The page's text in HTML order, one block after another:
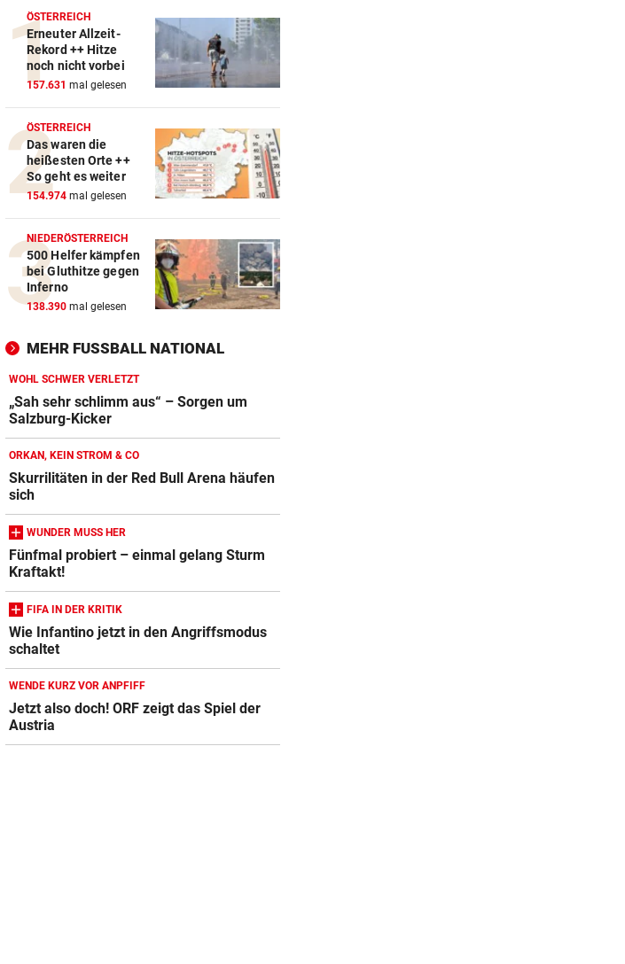
ÖSTERREICH
Erneuter Allzeit-
Rekord ++ Hitze
noch nicht vorbei
157.631 mal gelesen
ÖSTERREICH
Das waren die
heißesten Orte ++
So geht es weiter
154.974 mal gelesen
NIEDERÖSTERREICH
500 Helfer kämpfen
bei Gluthitze gegen
Inferno
138.390 mal gelesen
MEHR FUSSBALL NATIONAL
WOHL SCHWER VERLETZT
„Sah sehr schlimm aus“ – Sorgen um
Salzburg-Kicker
ORKAN, KEIN STROM & CO
Skurrilitäten in der Red Bull Arena häufen
sich
WUNDER MUSS HER
Fünfmal probiert – einmal gelang Sturm
Kraftakt!
FIFA IN DER KRITIK
Wie Infantino jetzt in den Angriffsmodus
schaltet
WENDE KURZ VOR ANPFIFF
Jetzt also doch! ORF zeigt das Spiel der
Austria